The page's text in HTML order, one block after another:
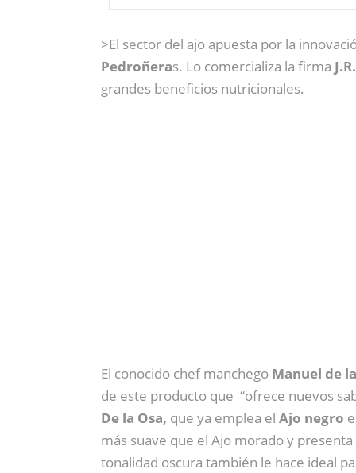
>El sector del ajo apuesta por la
Pedroñeras. Lo comercializa la firma
grandes beneficios nutricionales.
El conocido chef manchego Manuel de
de este producto que “ofrece nuevos
De la Osa, que ya emplea el Ajo negro
más suave que el Ajo morado y
tonalidad oscura también le hace ideal